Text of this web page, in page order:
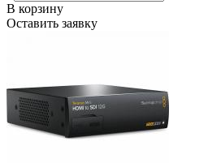
В корзину
Оставить заявку